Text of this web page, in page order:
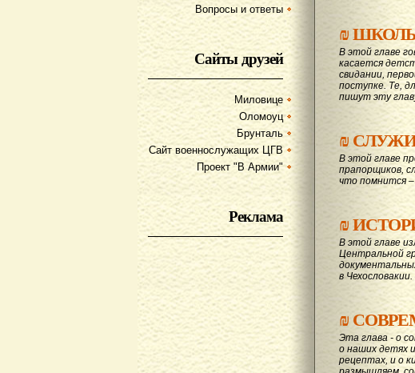
Вопросы и ответы
Сайты друзей
Миловице
Оломоуц
Брунталь
Сайт военнослужащих ЦГВ
Проект "В Армии"
Реклама
₪
В этой главе
касается
свидании,
поступке. Те,
пишут эту
₪
В этой главе
прапорщиков,
что помнится
₪
В этой главе
Центральной
в Чехословакии.
₪
Эта глава - о
о наших детях
рецептах, и о